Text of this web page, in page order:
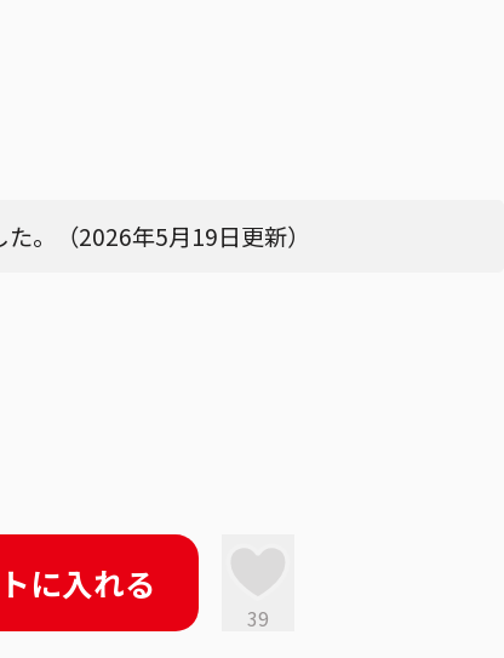
。（2026年5月19日更新）
に入れる
39